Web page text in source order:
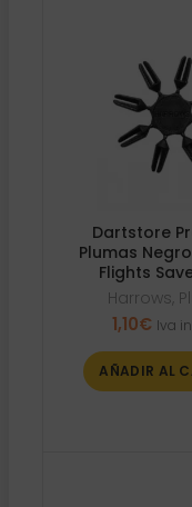
Dartstore
Plumas
Flights
Harrows,
1,10€ Iva
AÑADIR AL